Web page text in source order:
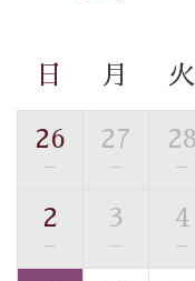
■諏訪大社4社を巡る
豊富な知識を持った
は【3日前まで】に
※交通規制などによ
日 月 火
26
—
27
—
28
—
2
—
3
—
4
—